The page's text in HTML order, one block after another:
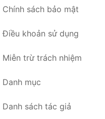
Chính sách bảo mật
Điều khoản sử dụng
Miễn trừ trách nhiệm
Danh mục
Danh sách tác giả